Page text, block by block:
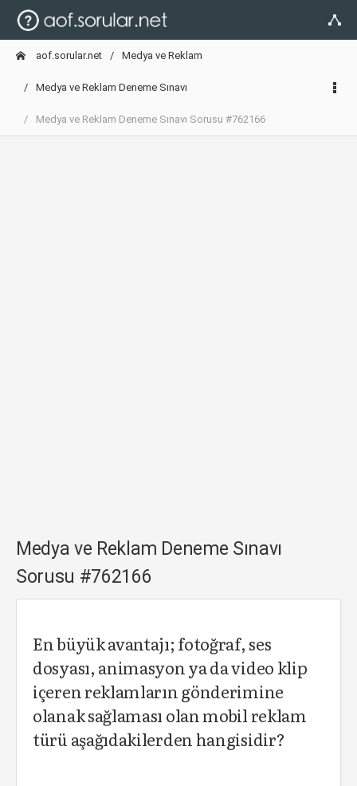
aof.sorular.net Medya ve Reklam
Medya ve Reklam Deneme Sınavı
Medya ve Reklam Deneme Sınavı Sorusu #762166
Medya ve Reklam Deneme Sınavı
Sorusu #762166
En büyük avantajı; fotoğraf, ses
dosyası, animasyon ya da video klip
içeren reklamların gönderimine
olanak sağlaması olan mobil reklam
türü aşağıdakilerden hangisidir?